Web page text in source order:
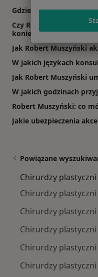
Gdzie Robert
Czy Robert Muszyński
konieczności pojawiania
Jak Robert Muszyński
W jakich językach
Jak Robert Muszyński
W jakich godzinach
Robert Muszyński: co
Jakie ubezpieczenia
Powiązane
Chirurdzy
Chirurdzy
Chirurdzy
Chirurdzy plastyczni
Chirurdzy
Chirurdzy